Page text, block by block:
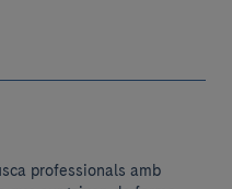
professionals amb